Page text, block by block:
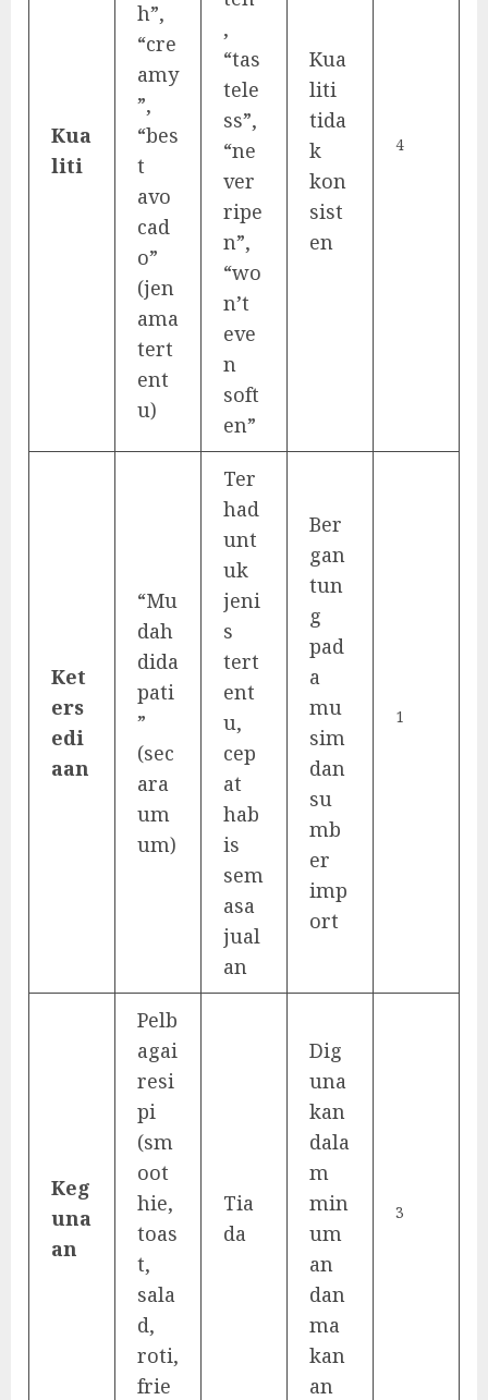
Kua
liti
h”,
“cre
amy
”,
“bes
t
avo
cad
o”
(jen
ama
tert
ent
u)
,
“tas
tele
ss”,
“ne
ver
ripe
n”,
“wo
n’t
eve
n
soft
en”
Kua
liti
tida
k
kon
sist
en
4
Ket
ers
edi
aan
“Mu
dah
dida
pati
”
(sec
ara
um
um)
Ter
had
unt
uk
jeni
s
tert
ent
u,
cep
at
hab
is
sem
asa
jual
an
Ber
gan
tun
g
pad
a
mu
sim
dan
su
mb
er
imp
ort
1
Keg
una
an
Pelb
agai
resi
pi
(sm
oot
hie,
toas
t,
sala
d,
roti,
frie
Tia
da
Dig
una
kan
dala
m
min
um
an
dan
ma
kan
an
3